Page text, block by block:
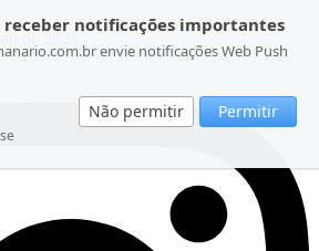
receber notificações importantes
envie notificações Web Push
Não permitir Permitir
de 2026